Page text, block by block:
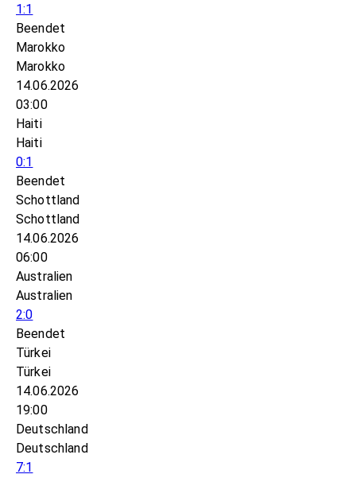
1:1
Beendet
Marokko
Marokko
14.06.2026
03:00
Haiti
Haiti
0:1
Beendet
Schottland
Schottland
14.06.2026
06:00
Australien
Australien
2:0
Beendet
Türkei
Türkei
14.06.2026
19:00
Deutschland
Deutschland
7:1